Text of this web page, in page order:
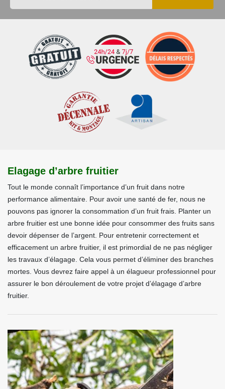
Elagage d’arbre fruitier
Tout le monde connaît l’importance d’un fruit dans notre
performance alimentaire. Pour avoir une santé de fer, nous ne
pouvons pas ignorer la consommation d’un fruit frais. Planter un
arbre fruitier est une bonne idée pour consommer des fruits sans
devoir dépenser de l’argent. Pour entretenir correctement et
efficacement un arbre fruitier, il est primordial de ne pas négliger
les travaux d’élagage. Cela vous permet d’éliminer des branches
mortes. Vous devrez faire appel à un élagueur professionnel pour
assurer le bon déroulement de votre projet d’élagage d’arbre
fruitier.